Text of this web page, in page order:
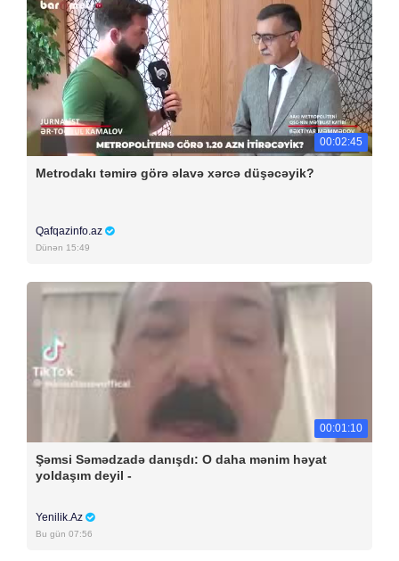
00:02:45
Metrodakı təmirə görə əlavə xərcə düşəcəyik?
Qafqazinfo.az
Dünən 15:49
00:01:10
Şəmsi Səmədzadə danışdı: O daha mənim həyat
yoldaşım deyil -
Yenilik.Az
Bu gün 07:56